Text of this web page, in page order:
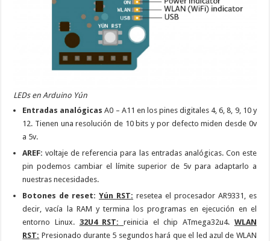
LEDs en Arduino Yún
Entradas analógicas A0 – A11 en los pines digitales 4, 6, 8, 9, 10 y
12. Tienen una resolución de 10 bits y por defecto miden desde 0v
a 5v.
AREF: voltaje de referencia para las entradas analógicas. Con este
pin podemos cambiar el límite superior de 5v para adaptarlo a
nuestras necesidades.
Botones de reset:Yún RST: resetea el procesador AR9331, es
decir, vacía la RAM y termina los programas en ejecución en el
entorno Linux. 32U4 RST: reinicia el chip ATmega32u4. WLAN
RST: Presionado durante 5 segundos hará que el led azul de WLAN